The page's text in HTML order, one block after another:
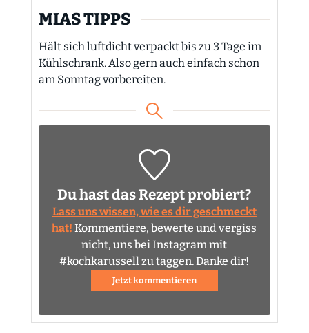
MIAS TIPPS
Hält sich luftdicht verpackt bis zu 3 Tage im
Kühlschrank. Also gern auch einfach schon
am Sonntag vorbereiten.
Du hast das Rezept probiert?
Lass uns wissen, wie es dir geschmeckt
hat! Kommentiere, bewerte und vergiss
nicht, uns bei Instagram mit
#kochkarussell zu taggen. Danke dir!
Jetzt kommentieren